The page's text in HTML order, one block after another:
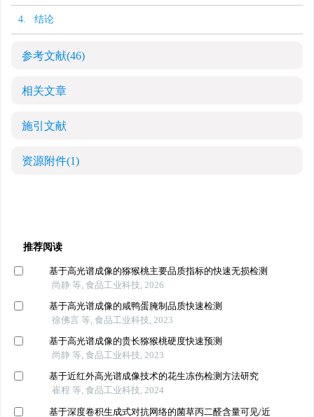
4. 结论
参考文献(46)
相关文章
施引文献
资源附件(1)